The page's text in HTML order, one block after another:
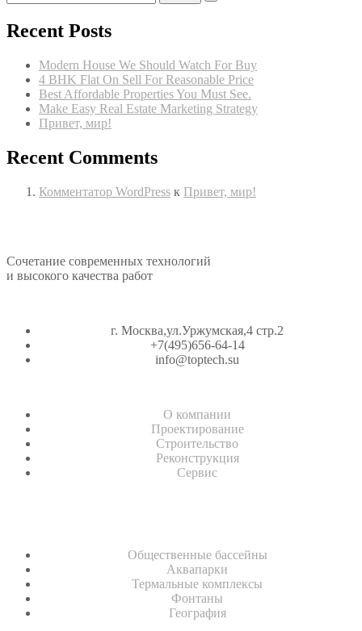
Recent Posts
Modern House We Should Watch For Buy
4 BHK Flat On Sell For Reasonable Price
Best Affordable Properties You Must See.
Make Easy Real Estate Marketing Strategy
Привет, мир!
Recent Comments
Комментатор WordPress к Привет, мир!
Сочетание современных технологий
и высокого качества работ
г. Москва,ул.Уржумская,4 стр.2
‪+7(495)656-64-14‬
info@toptech.su
О компании
Проектирование
Строительство
Реконструкция
Сервис
Общественные бассейны
Аквапарки
Термальные комплексы
Фонтаны
География